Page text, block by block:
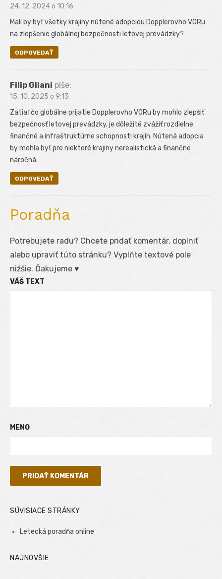
24. 12. 2024 o 10:16
Mali by byť všetky krajiny nútené adopciou Dopplerovho VORu
na zlepšenie globálnej bezpečnosti letovej prevádzky?
ODPOVEDAŤ
Filip Gilani píše:
15. 10. 2025 o 9:13
Zatiaľ čo globálne prijatie Dopplerovho VORu by mohlo zlepšiť
bezpečnosť letovej prevádzky, je dôležité zvážiť rozdielne
finančné a infraštruktúrne schopnosti krajín. Nútená adopcia
by mohla byť pre niektoré krajiny nerealistická a finančne
náročná.
ODPOVEDAŤ
Poradňa
Potrebujete radu? Chcete pridať komentár, doplniť
alebo upraviť túto stránku? Vyplňte textové pole
nižšie. Ďakujeme ♥
VÁŠ TEXT
MENO
SÚVISIACE STRÁNKY
Letecká poradňa online
NAJNOVŠIE